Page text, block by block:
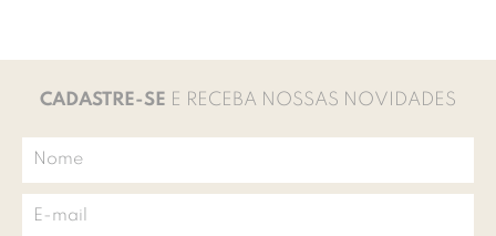
CADASTRE-SE E RECEBA NOSSAS NOVIDADES